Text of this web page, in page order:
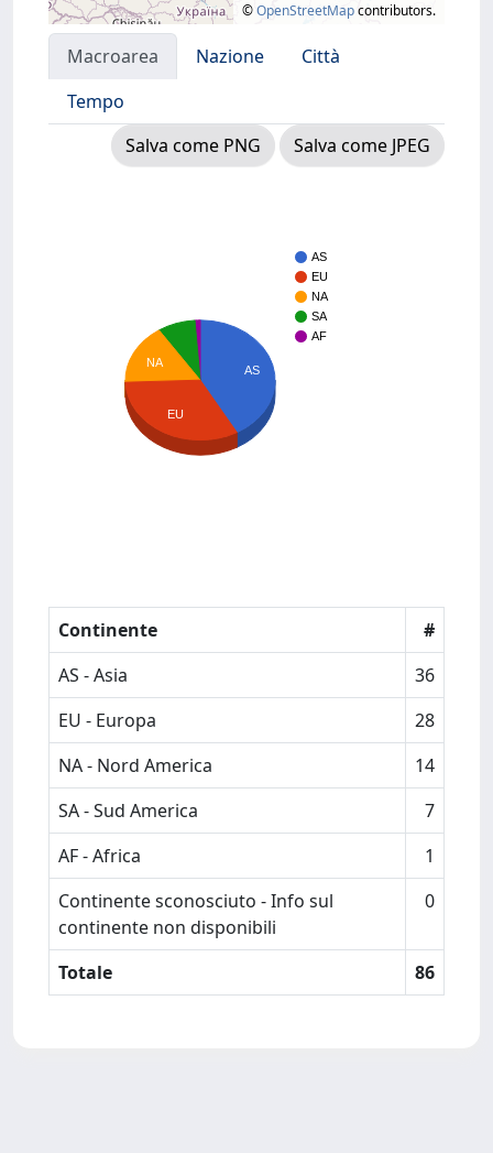
©OpenStreetMapcontributors.
Macroarea Nazione
Città
Tempo
Salva come PNG
Salva come JPEG
AS
EU
NA
SA
AF
AS
NA
EU
Continente
#
AS - Asia
36
EU - Europa
28
NA - Nord America
14
SA - Sud America
7
AF - Africa
1
Continente sconosciuto - Info sul
continente non disponibili
0
Totale 86